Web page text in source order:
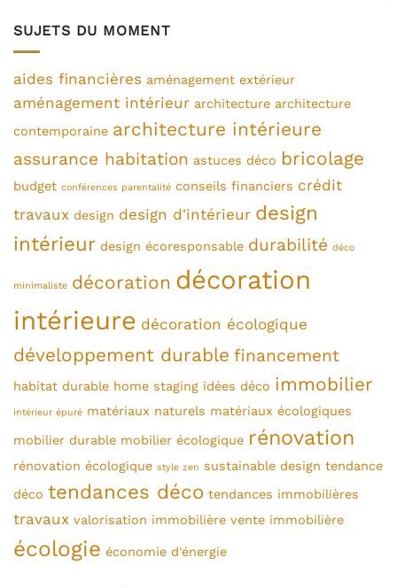
SUJETS DU MOMENT
aides financières aménagement extérieur
aménagement intérieur architecture architecture
contemporaine architecture intérieure
assurance habitation astuces déco bricolage
budget conférences parentalité conseils financiers crédit
travaux design design d'intérieur design
intérieur design écoresponsable durabilité déco
minimaliste décoration décoration
intérieure décoration écologique
développement durable financement
habitat durable home staging idées déco immobilier
intérieur épuré matériaux naturels matériaux écologiques
mobilier durable mobilier écologique rénovation
rénovation écologique style zen sustainable design tendance
déco tendances déco tendances immobilières
travaux valorisation immobilière vente immobilière
écologie économie d'énergie